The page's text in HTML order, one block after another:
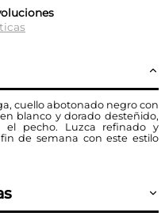
cuello abotonado negro con
blanco y dorado desteñido,
pecho. Luzca refinado y
de semana con este estilo